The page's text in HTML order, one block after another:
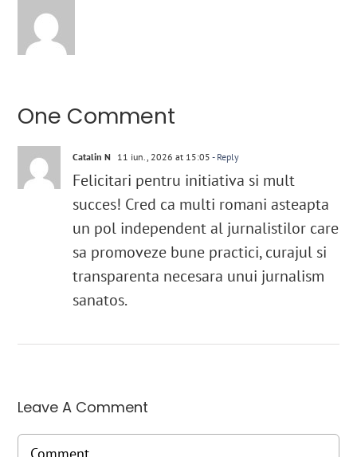
One Comment
Catalin N 11 iun., 2026 at 15:05 - Reply
Felicitari pentru initiativa si mult
succes! Cred ca multi romani asteapta
un pol independent al jurnalistilor care
sa promoveze bune practici, curajul si
transparenta necesara unui jurnalism
sanatos.
Leave A Comment
Comment